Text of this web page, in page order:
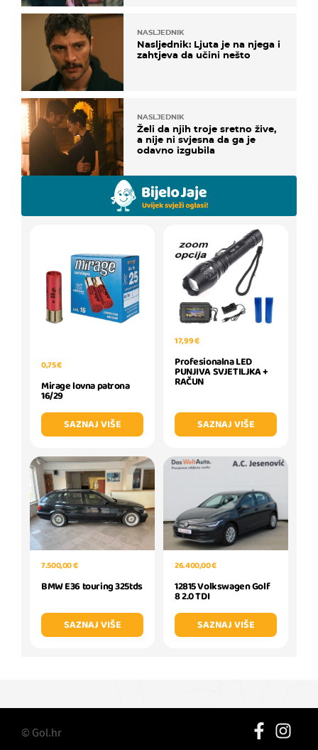
NASLJEDNIK
Nasljednik: Ljuta je na njega i
zahtjeva da učini nešto
NASLJEDNIK
Želi da njih troje sretno žive,
a nije ni svjesna da ga je
odavno izgubila
0,75 €
Mirage lovna patrona
16/29
SAZNAJ VIŠE
17,99 €
Profesionalna LED
PUNJIVA SVJETILJKA +
RAČUN
SAZNAJ VIŠE
7.500,00 €
BMW E36 touring 325tds
SAZNAJ VIŠE
26.400,00 €
12815 Volkswagen Golf
8 2.0 TDI
SAZNAJ VIŠE
© Gol.hr